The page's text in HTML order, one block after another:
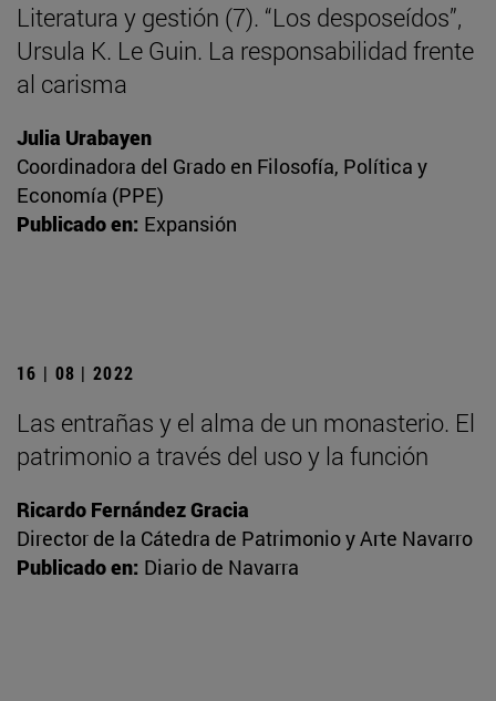
Literatura y gestión (7). “Los desposeídos”,
Ursula K. Le Guin. La responsabilidad frente
al carisma
Julia Urabayen
Coordinadora del Grado en Filosofía, Política y
Economía (PPE)
Publicado en: Expansión
16 | 08 | 2022
Las entrañas y el alma de un monasterio. El
patrimonio a través del uso y la función
Ricardo Fernández Gracia
Director de la Cátedra de Patrimonio y Arte Navarro
Publicado en: Diario de Navarra